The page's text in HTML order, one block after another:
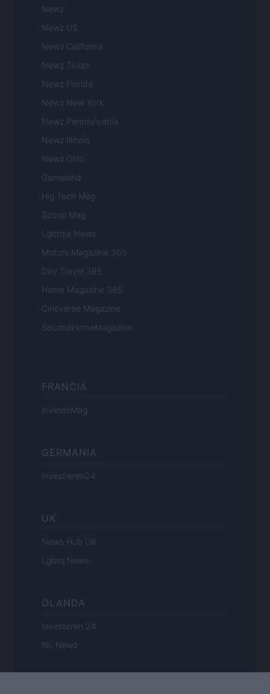
Newz
Newz US
Newz California
Newz Texas
Newz Florida
Newz New York
Newz Pennsylvania
Newz Illinois
Newz Ohio
Gameland
Hig Tech Mag
Scoop Mag
Lgbtqia News
Motors Magazine 365
Day Travel 365
Home Magazine 365
Cineverse Magazine
SecondHomeMagazine
FRANCIA
InvestirMag
GERMANIA
Investieren24
UK
News Hub UK
Lgbtq News
OLANDA
Investeren 24
NL Newz